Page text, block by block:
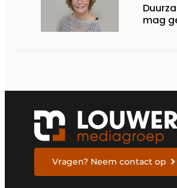
mag
Vragen? Neem contact op